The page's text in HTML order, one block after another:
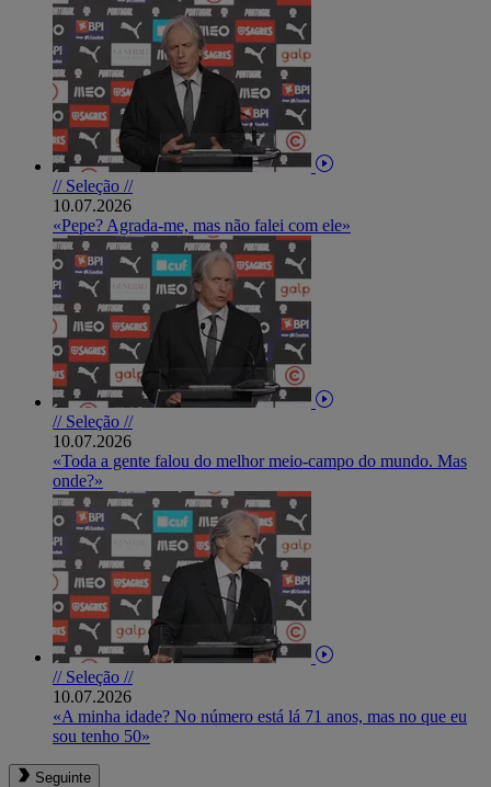
// Seleção //
10.07.2026
«Pepe? Agrada-me, mas não falei com ele»
// Seleção //
10.07.2026
«Toda a gente falou do melhor meio-campo do mundo. Mas
onde?»
// Seleção //
10.07.2026
«A minha idade? No número está lá 71 anos, mas no que eu
sou tenho 50»
Seguinte